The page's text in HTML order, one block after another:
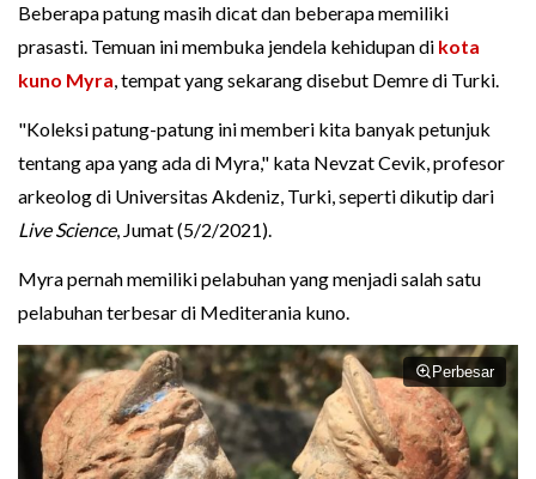
Beberapa patung masih dicat dan beberapa memiliki
prasasti. Temuan ini membuka jendela kehidupan di kota
kuno Myra, tempat yang sekarang disebut Demre di Turki.
"Koleksi patung-patung ini memberi kita banyak petunjuk
tentang apa yang ada di Myra," kata Nevzat Cevik, profesor
arkeolog di Universitas Akdeniz, Turki, seperti dikutip dari
Live Science, Jumat (5/2/2021).
Myra pernah memiliki pelabuhan yang menjadi salah satu
pelabuhan terbesar di Mediterania kuno.
Perbesar